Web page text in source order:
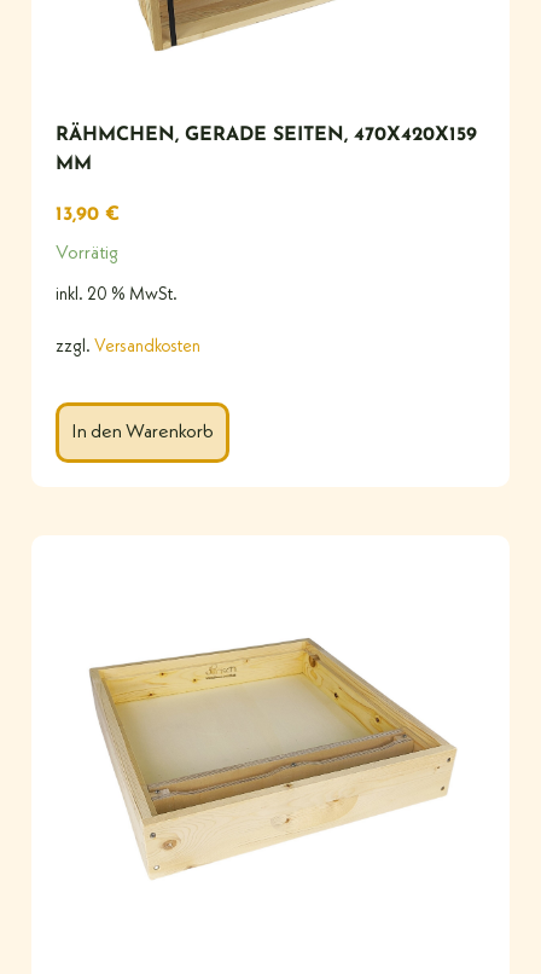
RÄHMCHEN, GERADE SEITEN, 470X420X159
MM
13,90 €
Vorrätig
inkl. 20 % MwSt.
zzgl. Versandkosten
In den Warenkorb